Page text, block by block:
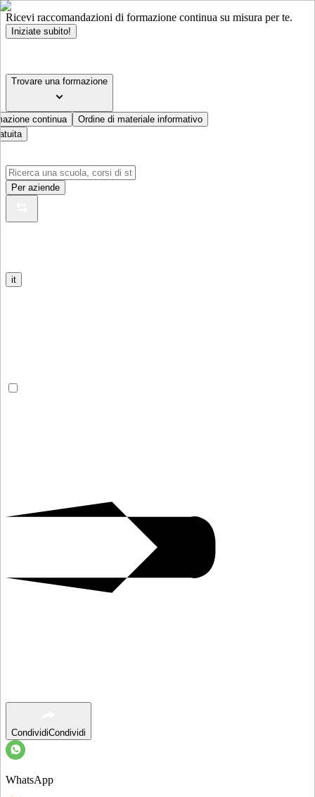
Ricevi raccomandazioni di formazione continua su misura per te.
Iniziate subito!
Trovare una formazione
continua
Ordine di materiale informativo
Per aziende
it
CondividiCondividi
WhatsApp